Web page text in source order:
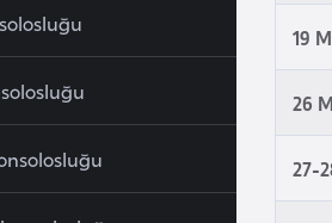
19
26
27-